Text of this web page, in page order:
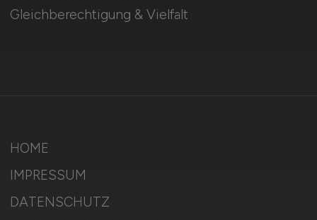
Gleichberechtigung & Vielfalt
HOME
IMPRESSUM
DATENSCHUTZ